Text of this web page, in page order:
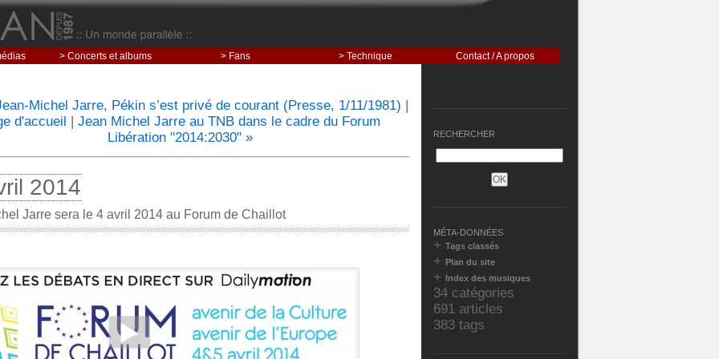
> Concerts et albums > Fans > Technique Contact / A propos
RECHERCHER
MÉTA-DONNÉES
+ Tags classés
+ Plan du site
+ Index des musiques
34 catégories
691 articles
383 tags
Michel Jarre, Pékin s’est privé de courant (Presse, 1/11/1981) |
d'accueil | Jean Michel Jarre au TNB dans le cadre du Forum
Libération "2014:2030" »
2014
Jarre sera le 4 avril 2014 au Forum de Chaillot